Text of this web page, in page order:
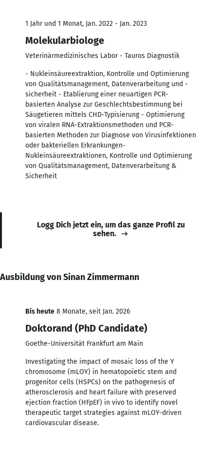
1 Jahr und 1 Monat, Jan. 2022 - Jan. 2023
Molekularbiologe
Veterinärmedizinisches Labor - Tauros Diagnostik
- Nukleinsäureextraktion, Kontrolle und Optimierung
von Qualitätsmanagement, Datenverarbeitung und -
sicherheit - Etablierung einer neuartigen PCR-
basierten Analyse zur Geschlechtsbestimmung bei
Säugetieren mittels CHD-Typisierung - Optimierung
von viralen RNA-Extraktionsmethoden und PCR-
basierten Methoden zur Diagnose von Virusinfektionen
oder bakteriellen Erkrankungen-
Nukleinsäureextraktionen, Kontrolle und Optimierung
von Qualitätsmanagement, Datenverarbeitung &
Sicherheit
Logg Dich jetzt ein, um das ganze Profil zu
sehen.
Ausbildung von Sinan Zimmermann
Bis heute 8 Monate, seit Jan. 2026
Doktorand (PhD Candidate)
Goethe-Universität Frankfurt am Main
Investigating the impact of mosaic loss of the Y
chromosome (mLOY) in hematopoietic stem and
progenitor cells (HSPCs) on the pathogenesis of
atherosclerosis and heart failure with preserved
ejection fraction (HFpEF) in vivo to identify novel
therapeutic target strategies against mLOY-driven
cardiovascular disease.